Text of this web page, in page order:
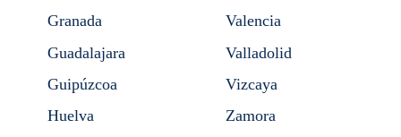
Granada
Guadalajara
Guipúzcoa
Huelva
Valencia
Valladolid
Vizcaya
Zamora